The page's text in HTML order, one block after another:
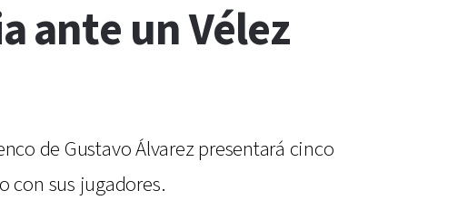
ante un Vélez
de Gustavo Álvarez presentará cinco
con sus jugadores.